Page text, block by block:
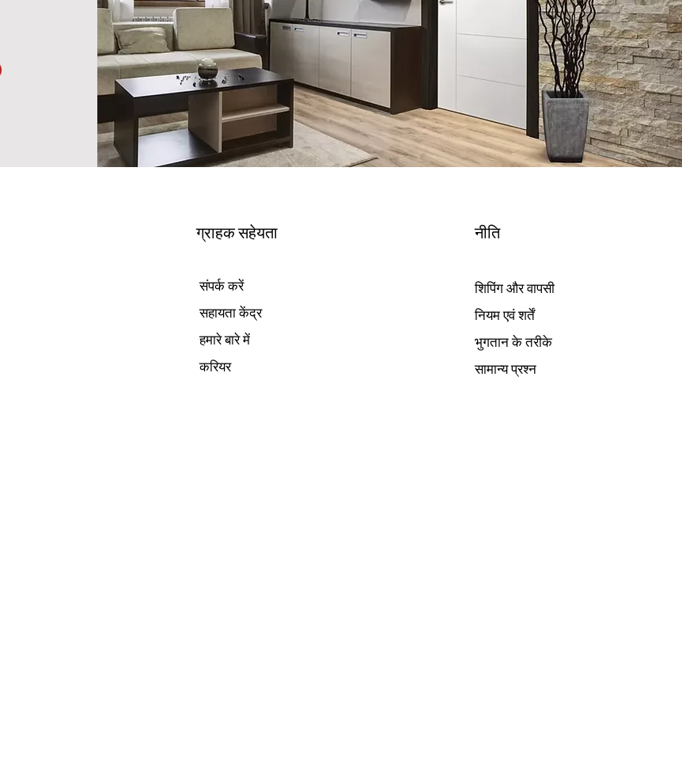
ग्राहक सहेयता
संपर्क करें
सहायता केंद्र
हमारे बारे में
करियर
नीति
शिपिंग और वापसी
नियम एवं शर्तें
भुगतान के तरीके
सामान्य प्रश्न